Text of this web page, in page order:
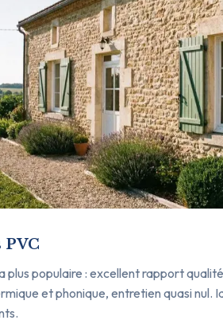
PVC
plus populaire : excellent rapport
et phonique, entretien quasi nul.